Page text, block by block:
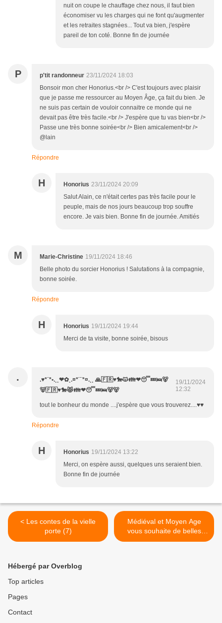
nuit on coupe le chauffage chez nous, il faut bien
économiser vu les charges qui ne font qu'augmenter
et les retraites stagnées... Tout va bien, j'espère
pareil de ton coté. Bonne fin de journée
P p'tit randonneur 23/11/2024 18:03
Bonsoir mon cher Honorius.<br /> C'est toujours avec plaisir
que je passe me ressourcer au Moyen Âge, ça fait du bien. Je
ne suis pas certain de vouloir connaitre ce monde qui ne
devait pas être très facile.<br /> J'espère que tu vas bien<br />
Passe une très bonne soirée<br /> Bien amicalement<br />
@lain
Répondre
H Honorius 23/11/2024 20:09
Salut Alain, ce n'était certes pas très facile pour le
peuple, mais de nos jours beaucoup trop souffre
encore. Je vais bien. Bonne fin de journée. Amitiés
M Marie-Christine 19/11/2024 18:46
Belle photo du sorcier Honorius ! Salutations à la compagnie,
bonne soirée.
Répondre
H Honorius 19/11/2024 19:44
Merci de ta visite, bonne soirée, bisous
.
.♥*¨*•.¸¸❤✿¸.¤*¨¨*¤.¸¸ 🙏🇫🇷♥️🐎😾👪❤😴💤🛌🐻
🐻🇫🇷♥️🐎😾👪❤😴💤🛌🐻🐻
19/11/2024
12:32
tout le bonheur du monde ....j'espère que vous trouverez....♥♥
Répondre
H Honorius 19/11/2024 13:22
Merci, on espère aussi, quelques uns seraient bien.
Bonne fin de journée
< Les contes de la vielle
porte (7)
Médiéval et Moyen Age
vous souhaite de belles
fêtes de fin d’année 2024 >
Hébergé par Overblog
Top articles
Pages
Contact